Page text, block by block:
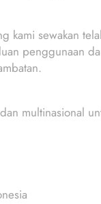
kami sewakan
penggunaan
multinasional